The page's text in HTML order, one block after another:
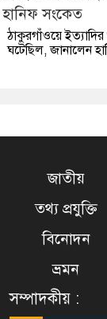
ঠাকুরগাঁওয়ে ইত্যাদির
ঘটেছিল, জানালেন
জাতীয়
তথ্য প্রযুক্তি
বিনোদন
ভ্রমন
সম্পাদকীয় :